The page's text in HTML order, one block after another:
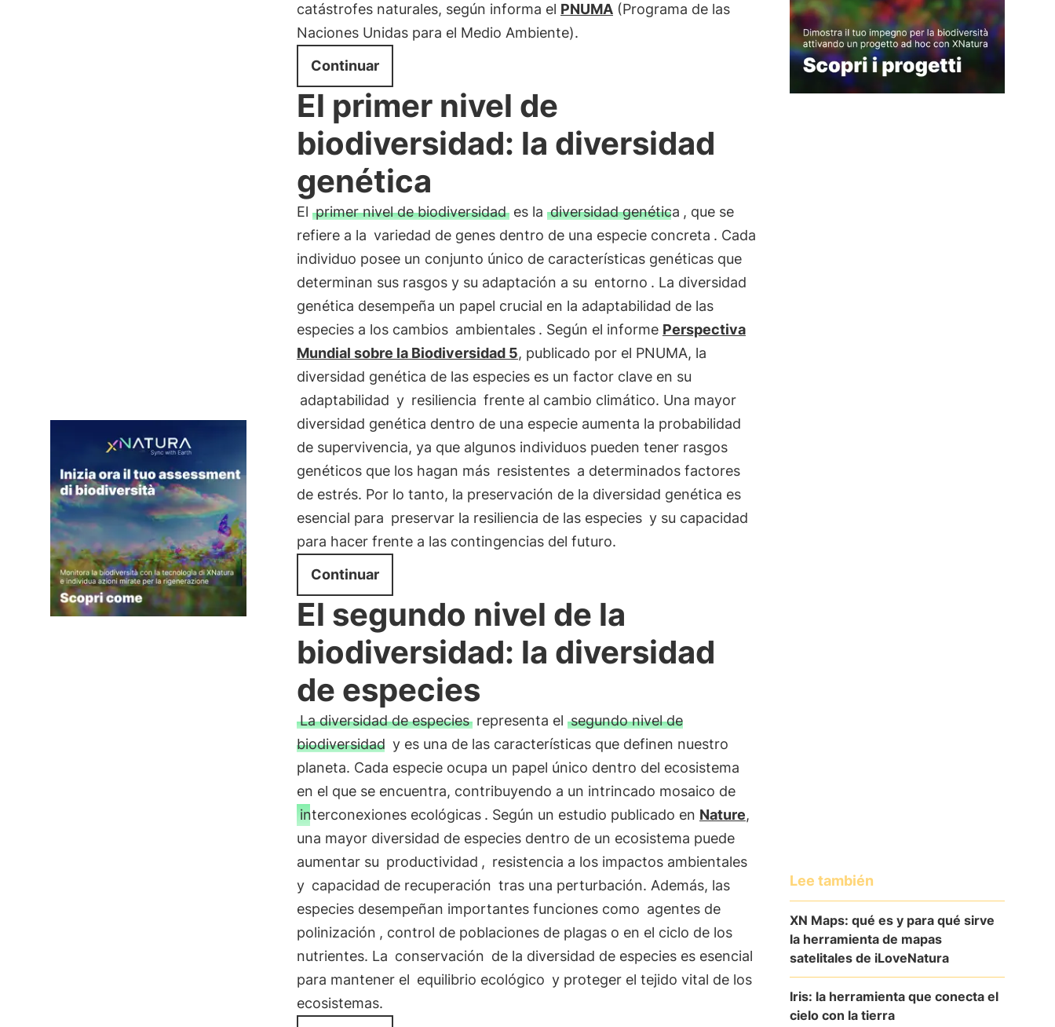
catástrofes naturales, según informa el PNUMA(Programa de las
Naciones Unidas para el Medio Ambiente).
Continuar
El primer nivel de
biodiversidad: la diversidad
genética
El primer nivel de biodiversidades la diversidad genética , que se
refiere a la variedad de genes dentro de una especie concreta . Cada
individuo posee un conjunto único de características genéticas que
determinan sus rasgos y su adaptación a su entorno . La diversidad
genética desempeña un papel crucial en la adaptabilidad de las
especies a los cambios ambientales . Según el informe Perspectiva
Mundial sobre la Biodiversidad 5, publicado por el PNUMA, la
diversidad genética de las especies es un factor clave en su
adaptabilidad y resiliencia frente al cambio climático. Una mayor
diversidad genética dentro de una especie aumenta la probabilidad
de supervivencia, ya que algunos individuos pueden tener rasgos
genéticos que los hagan más resistentes a determinados factores
de estrés. Por lo tanto, la preservación de la diversidad genética es
esencial para preservar la resiliencia de las especies y su capacidad
para hacer frente a las contingencias del futuro.
Continuar
El segundo nivel de la
biodiversidad: la diversidad
de especies
La diversidad de especiesrepresenta el segundo nivel de
biodiversidad y es una de las características que definen nuestro
planeta. Cada especie ocupa un papel único dentro del ecosistema
en el que se encuentra, contribuyendo a un intrincado mosaico de
interconexiones ecológicas . Según un estudio publicado en Nature,
una mayor diversidad de especies dentro de un ecosistema puede
aumentar su productividad , resistencia a los impactos ambientales
y capacidad de recuperación tras una perturbación. Además, las
especies desempeñan importantes funciones como agentes de
polinización , control de poblaciones de plagas o en el ciclo de los
nutrientes. La conservación de la diversidad de especies es esencial
para mantener el equilibrio ecológico y proteger el tejido vital de los
ecosistemas.
Lee también
XN Maps: qué es y para qué sirve
la herramienta de mapas
satelitales de iLoveNatura
Iris: la herramienta que conecta el
cielo con la tierra